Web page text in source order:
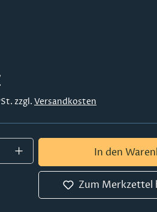
zzgl. Versandkosten
Gib den
In den
Zum Merkzettel